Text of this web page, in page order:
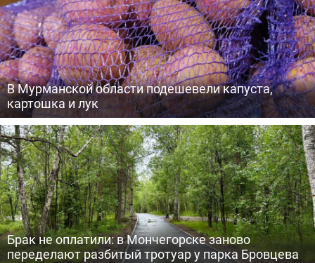
В Мурманской области подешевели капуста,
картошка и лук
Брак не оплатили: в Мончегорске заново
переделают разбитый тротуар у парка Бровцева